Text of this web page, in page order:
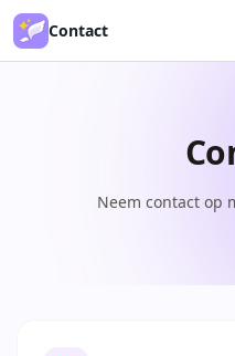
Contact
Neem contact op